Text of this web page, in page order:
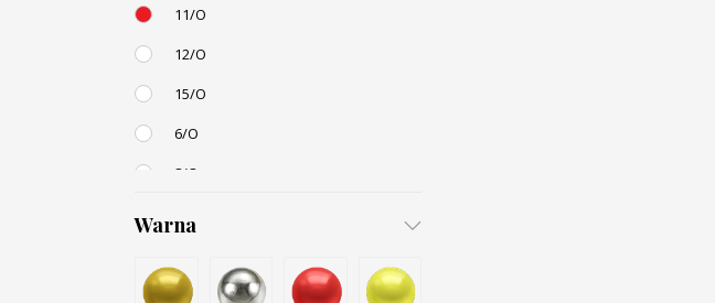
11/O
12/O
15/O
6/O
8/O
6mm
Warna